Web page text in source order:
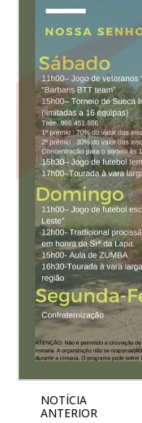
NOTÍCIA
ANTERIOR